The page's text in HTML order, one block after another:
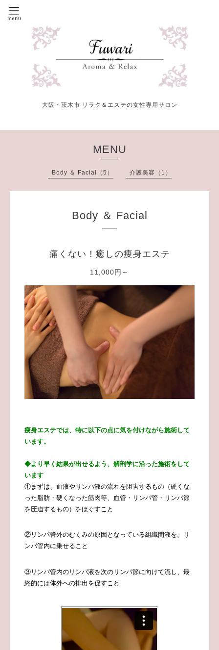
大阪・茨木市 リラク＆エステの女性専用サロン
MENU
Body ＆ Facial（5） 介護美容（1）
Body ＆ Facial
痛くない！癒しの痩身エステ
11,000円～
痩身エステでは、特に以下の点に気を付けながら施術して
います。
◆より早く結果が出せるよう、解剖学に沿った施術をして
います
① まずは、血液やリンパ液の流れを阻害するもの（硬くな
った脂肪・硬くなった筋肉等、血管・リンパ管・リンパ節
を圧迫するもの）をほぐすこと
② リンパ管外のむくみの原因となっている組織間液を、リ
ンパ管内に乗せること
③ リンパ管内のリンパ液を次のリンパ節に向けて流し、最
終的には体外への排出を促すこと